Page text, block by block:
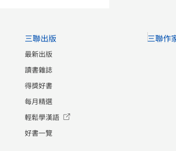
三聯出版
最新出版
讀書雜誌
得獎好書
每月精選
輕鬆學漢語
好書一覽
三聯作